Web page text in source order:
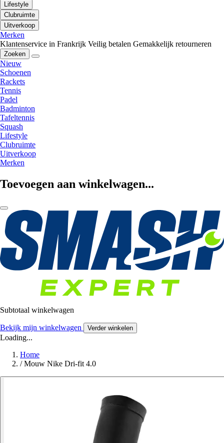
Lifestyle
Clubruimte
Uitverkoop
Merken
Klantenservice in Frankrijk Veilig betalen Gemakkelijk retourneren
Zoeken
Nieuw
Schoenen
Rackets
Tennis
Padel
Badminton
Tafeltennis
Squash
Lifestyle
Clubruimte
Uitverkoop
Merken
Toevoegen aan winkelwagen...
Subtotaal winkelwagen
Bekijk mijn winkelwagen Verder winkelen
Loading...
Home
/ Mouw Nike Dri-fit 4.0